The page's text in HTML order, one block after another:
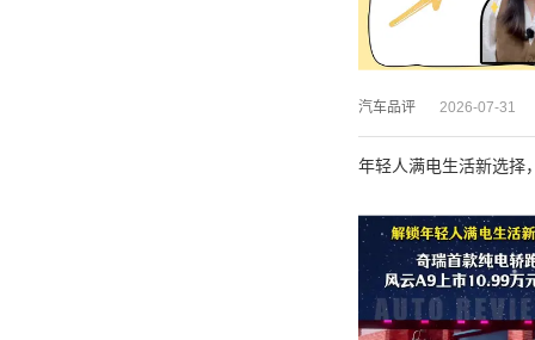
汽车品评 2026-07-31
年轻人满电生活新选择